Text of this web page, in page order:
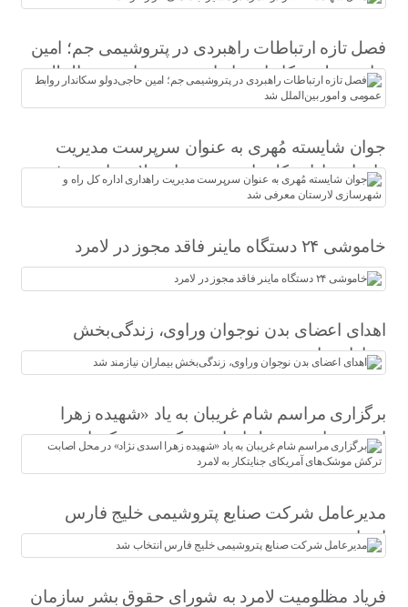
فصل تازه ارتباطات راهبردی در پتروشیمی جم؛ امین
حاجی‌دولو سکاندار روابط عمومی و امور بین‌الملل
شد
جوان شایسته مُهری به عنوان سرپرست مدیریت
راهداری اداره کل راه و شهرسازی لارستان معرفی
شد
خاموشی ۲۴ دستگاه ماینر فاقد مجوز در لامرد
اهدای اعضای بدن نوجوان وراوی، زندگی‌بخش
بیماران نیازمند شد
برگزاری مراسم شام غریبان به یاد «شهیده زهرا
اسدی نژاد» در محل اصابت ترکش موشک‌های
آمریکای جنایتکار به لامرد
مدیرعامل شرکت صنایع پتروشیمی خلیج فارس
انتخاب شد
فریاد مظلومیت لامرد به شورای حقوق بشر سازمان